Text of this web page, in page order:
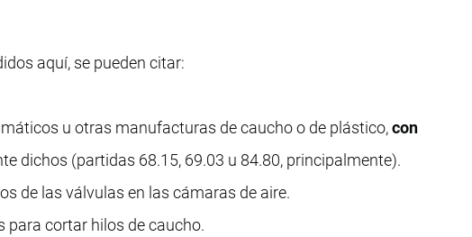
aquí, se pueden citar:
u otras manufacturas de caucho o de plástico,con
dichos (partidas 68.15, 69.03 u 84.80, principalmente).
de las válvulas en las cámaras de aire.
para cortar hilos de caucho.